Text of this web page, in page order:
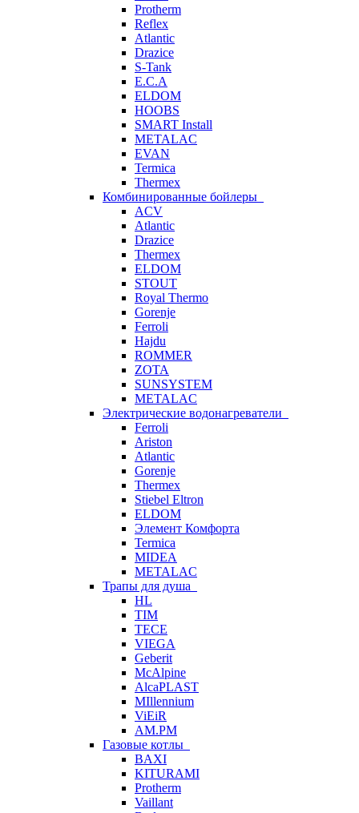
Protherm
Reflex
Atlantic
Drazice
S-Tank
E.C.A
ELDOM
HOOBS
SMART Install
METALAC
EVAN
Termica
Thermex
Комбинированные бойлеры
ACV
Atlantic
Drazice
Thermex
ELDOM
STOUT
Royal Thermo
Gorenje
Ferroli
Hajdu
ROMMER
ZOTA
SUNSYSTEM
METALAC
Электрические водонагреватели
Ferroli
Ariston
Atlantic
Gorenje
Thermex
Stiebel Eltron
ELDOM
Элемент Комфорта
Termica
MIDEA
METALAC
Трапы для душа
HL
TIM
TECE
VIEGA
Geberit
McAlpine
AlcaPLAST
MIllennium
ViEiR
AM.PM
Газовые котлы
BAXI
KITURAMI
Protherm
Vaillant